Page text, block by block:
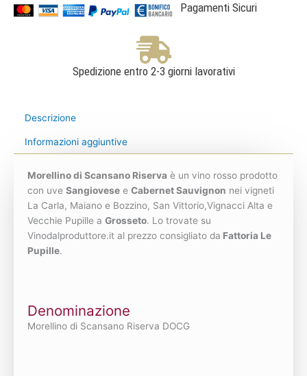
Fattoria
le
Pagamenti Sicuri
Spedizione entro 2-3 giorni lavorativi
Descrizione
Informazioni aggiuntive
Morellino di Scansano Riserva è un vino rosso prodotto
con uve Sangiovese e Cabernet Sauvignon nei vigneti
La Carla, Maiano e Bozzino, San Vittorio,Vignacci Alta e
Vecchie Pupille a Grosseto. Lo trovate su
Vinodalproduttore.it al prezzo consigliato da Fattoria Le
Pupille.
Denominazione
Morellino di Scansano Riserva DOCG